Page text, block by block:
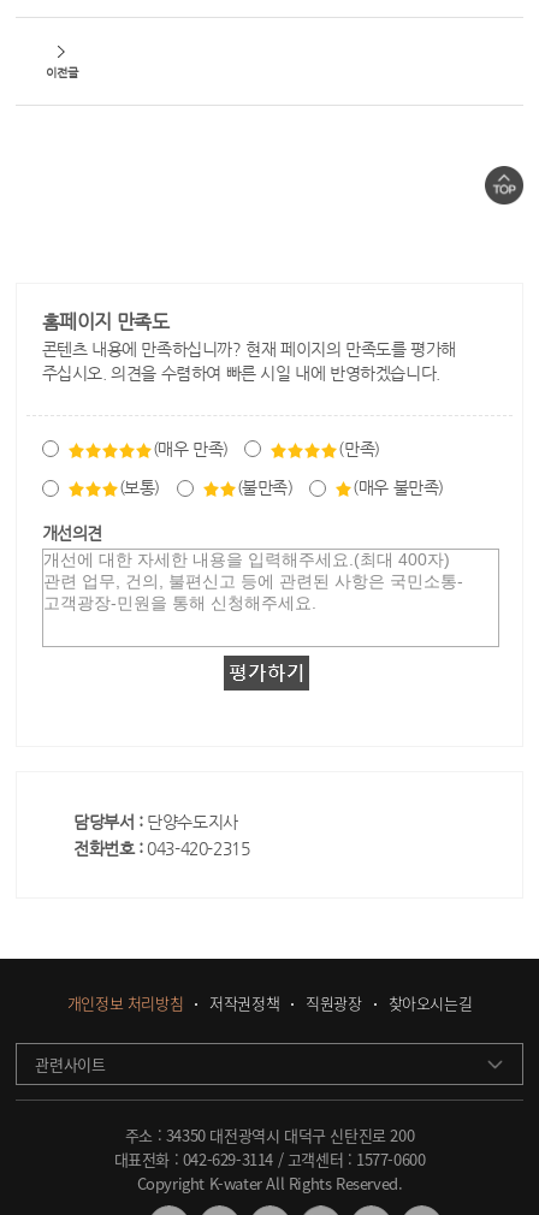
이전글
홈페이지 만족도
콘텐츠 내용에 만족하십니까? 현재 페이지의 만족도를 평가해
주십시오. 의견을 수렴하여 빠른 시일 내에 반영하겠습니다.
(매우 만족) (만족)
(보통) (불만족) (매우 불만족)
개선의견
담당부서 : 단양수도지사
전화번호 : 043-420-2315
개인정보 처리방침 저작권정책 직원광장 찾아오시는길
관련사이트
주소 : 34350 대전광역시 대덕구 신탄진로 200
대표전화 : 042-629-3114 / 고객센터 : 1577-0600
Copyright K-water All Rights Reserved.